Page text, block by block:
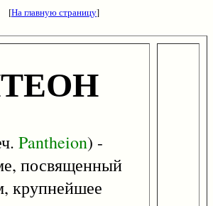
[На главную страницу]
Pantheion) -
посвященный
крупнейшее